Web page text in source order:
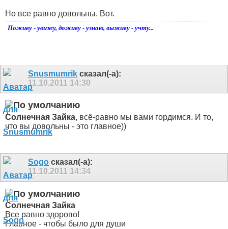
Но все равно довольны. Вот.
Поживу - увижу, доживу - узнаю, выживу - учту...
Snusmumrik сказал(-а):
11.10.2011 14:30
Солнечная Зайка, всё-равно мы вами гордимся. И то,
что вы довольны - это главное))
Sogo сказал(-а):
11.10.2011 14:34
Солнечная Зайка
Все равно здорово!
Главное - чтобы было для души